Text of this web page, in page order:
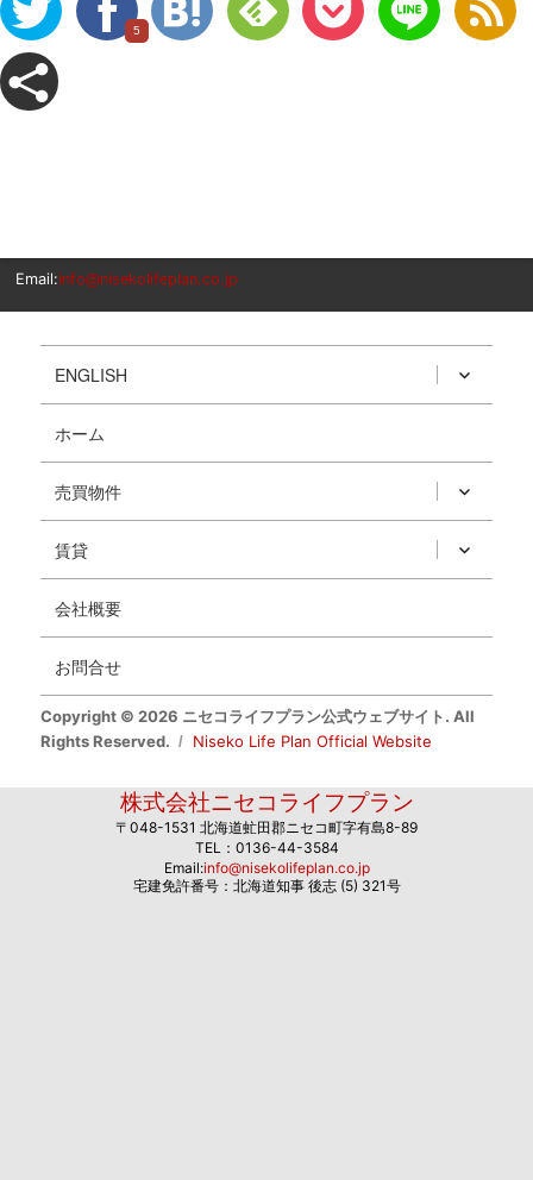
5
Email:info@nisekolifeplan.co.jp
ENGLISH
ホーム
売買物件
賃貸
会社概要
お問合せ
Copyright © 2026 ニセコライフプラン公式ウェブサイト. All
Rights Reserved.
Niseko Life Plan Official Website
株式会社ニセコライフプラン
〒048-1531 北海道虻田郡ニセコ町字有島8-89
TEL：0136-44-3584
Email:info@nisekolifeplan.co.jp
宅建免許番号：北海道知事 後志 (5) 321号